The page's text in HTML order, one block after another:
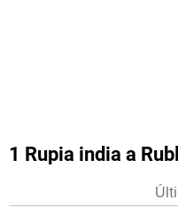
1 Rupia india a